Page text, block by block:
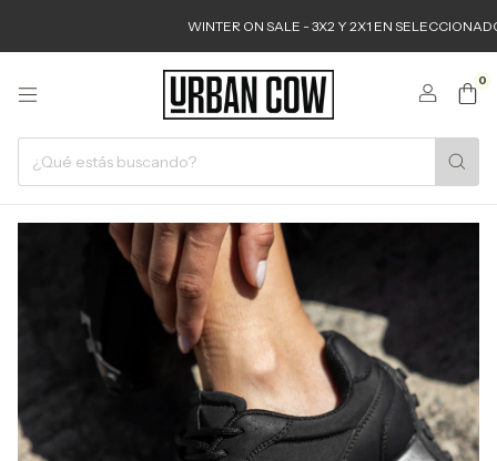
WINTER ON SALE - 3X2 Y 2X1 EN SELECCIONADOS
0